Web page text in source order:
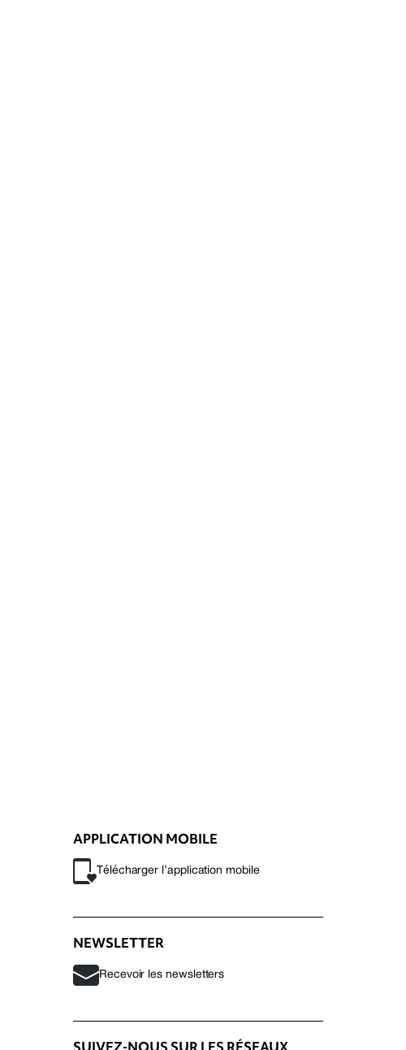
APPLICATION MOBILE
Télécharger l’application mobile
NEWSLETTER
Recevoir les newsletters